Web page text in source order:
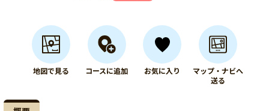
地図で見る コースに追加 お気に入り
マップ・ナビへ
送る